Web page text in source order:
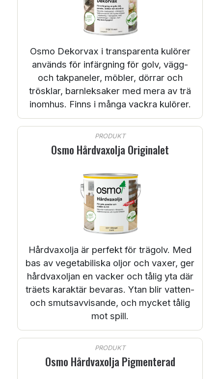
Osmo Dekorvax i transparenta kulörer
används för infärgning för golv, vägg-
och takpaneler, möbler, dörrar och
trösklar, barnleksaker med mera av trä
inomhus. Finns i många vackra kulörer.
PRODUKT
Osmo Hårdvaxolja Originalet
Hårdvaxolja är perfekt för trägolv. Med
bas av vegetabiliska oljor och vaxer, ger
hårdvaxoljan en vacker och tålig yta där
träets karaktär bevaras. Ytan blir vatten-
och smutsavvisande, och mycket tålig
mot spill.
PRODUKT
Osmo Hårdvaxolja Pigmenterad